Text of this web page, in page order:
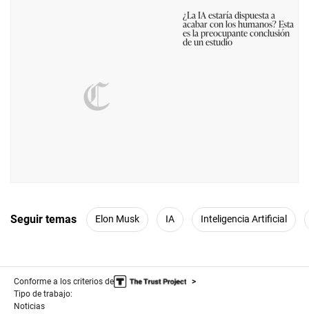
¿La IA estaría dispuesta a
acabar con los humanos? Esta
es la preocupante conclusión
de un estudio
Seguir temas Elon Musk IA Inteligencia Artificial
Conforme a los criterios de
Tipo de trabajo:
Noticias